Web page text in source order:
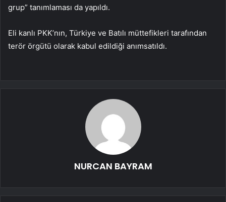
grup” tanımlaması da yapıldı.
Eli kanlı PKK’nın, Türkiye ve Batılı müttefikleri tarafından
terör örgütü olarak kabul edildiği anımsatıldı.
NURCAN BAYRAM